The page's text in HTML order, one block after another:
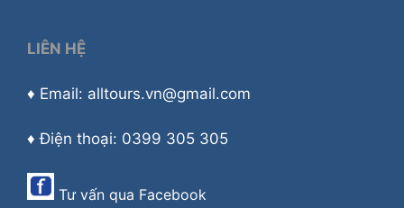
LIÊN HỆ
♦ Email: alltours.vn@gmail.com
♦ Điện thoại: 0399 305 305
Tư vấn qua Facebook